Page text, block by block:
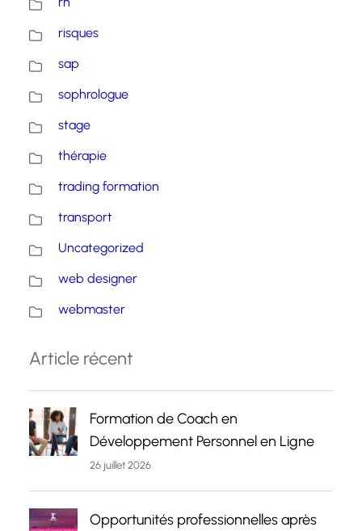
risques
sap
sophrologue
stage
thérapie
trading formation
transport
Uncategorized
web designer
webmaster
Article récent
Formation de Coach en
Développement Personnel en Ligne
26 juillet 2026
Opportunités professionnelles après